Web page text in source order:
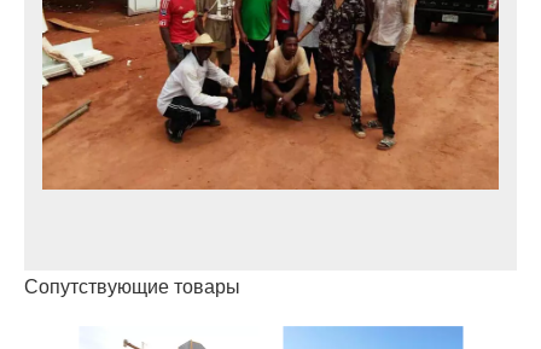
Сопутствующие товары